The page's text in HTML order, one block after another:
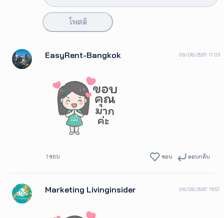
โพสต์
EasyRent-Bangkok 06/08/2567 17:03
1 ชอบ ชอบ ตอบกลับ
Marketing Livinginsider 06/08/2567 16:57